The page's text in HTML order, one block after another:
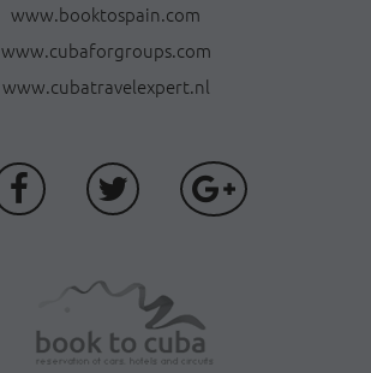
www.booktospain.com
www.cubaforgroups.com
www.cubatravelexpert.nl